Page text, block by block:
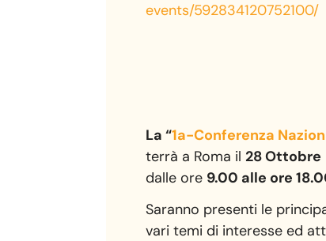
events/592834120752100/
La “1a-Conferenza
terrà a Roma il 28 Ottobre
dalle ore 9.00 alle ore
Saranno presenti le
vari temi di interesse ed